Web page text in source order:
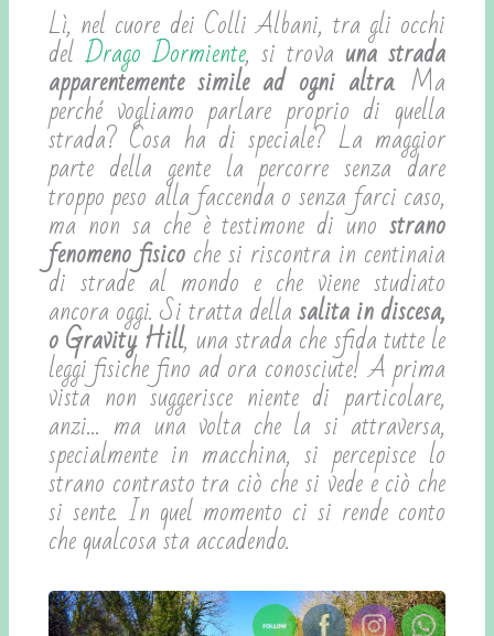
Lì, nel cuore dei Colli Albani, tra gli occhi
del Drago Dormiente, si trova una strada
apparentemente simile ad ogni altra. Ma
perché vogliamo parlare proprio di quella
strada? Cosa ha di speciale? La maggior
parte della gente la percorre senza dare
troppo peso alla faccenda o senza farci caso,
ma non sa che è testimone di unostrano
fenomeno fisicoche si riscontra in centinaia
di strade al mondo e che viene studiato
ancora oggi. Si tratta dellasalita in discesa,
o Gravity Hill, una strada che sfida tutte le
leggi fisiche fino ad ora conosciute! A prima
vista non suggerisce niente di particolare,
anzi… ma una volta che la si attraversa,
specialmente in macchina, si percepisce lo
strano contrasto tra ciò che si vede e ciò che
si sente. In quel momento ci si rende conto
che qualcosa sta accadendo.